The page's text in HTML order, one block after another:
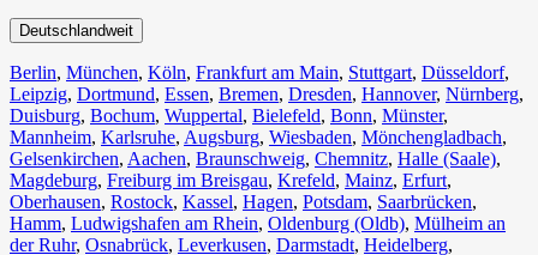
Deutschlandweit
Berlin⁠, München, Köln⁠, Frankfurt am Main, Stuttgart, Düsseldorf,
Leipzig, Dortmund, Essen, Bremen, Dresden, Hannover, Nürnberg,
Duisburg⁠, Bochum, Wuppertal⁠, Bielefeld⁠, Bonn⁠, Münster⁠,
Mannheim, Karlsruhe, Augsburg, Wiesbaden⁠, Mönchengladbach⁠,
Gelsenkirchen⁠, Aachen⁠, Braunschweig, Chemnitz⁠, Halle (Saale)⁠,
Magdeburg, Freiburg im Breisgau⁠, Krefeld⁠, Mainz⁠, Erfurt,
Oberhausen⁠, Rostock⁠, Kassel⁠, Hagen, Potsdam, Saarbrücken⁠,
Hamm, Ludwigshafen am Rhein⁠, Oldenburg (Oldb), Mülheim an
der Ruhr, Osnabrück⁠, Leverkusen, Darmstadt⁠, Heidelberg,